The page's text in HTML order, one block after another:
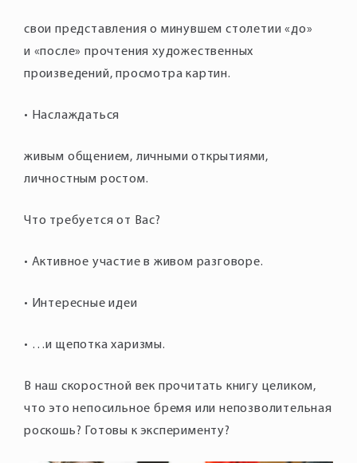
свои представления о минувшем столетии «до»
и «после» прочтения художественных
произведений, просмотра картин.
• Наслаждаться
живым общением, личными открытиями,
личностным ростом.
Что требуется от Вас?
• Активное участие в живом разговоре.
• Интересные идеи
• …и щепотка харизмы.
В наш скоростной век прочитать книгу целиком,
что это непосильное бремя или непозволительная
роскошь? Готовы к эксперименту?